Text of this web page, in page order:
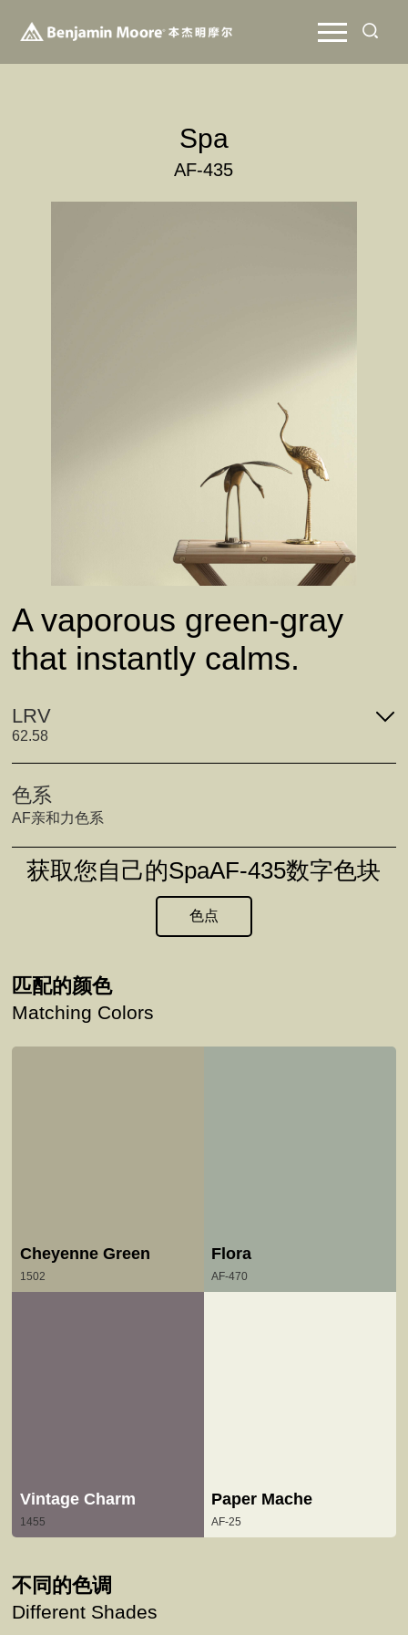
Spa
AF-435
A vaporous green-gray
that instantly calms.
LRV
62.58
色系
AF亲和力色系
获取您自己的SpaAF-435数字色块
色点
匹配的颜色
Matching Colors
Cheyenne Green
1502
Flora
AF-470
Vintage Charm
1455
Paper Mache
AF-25
不同的色调
Different Shades